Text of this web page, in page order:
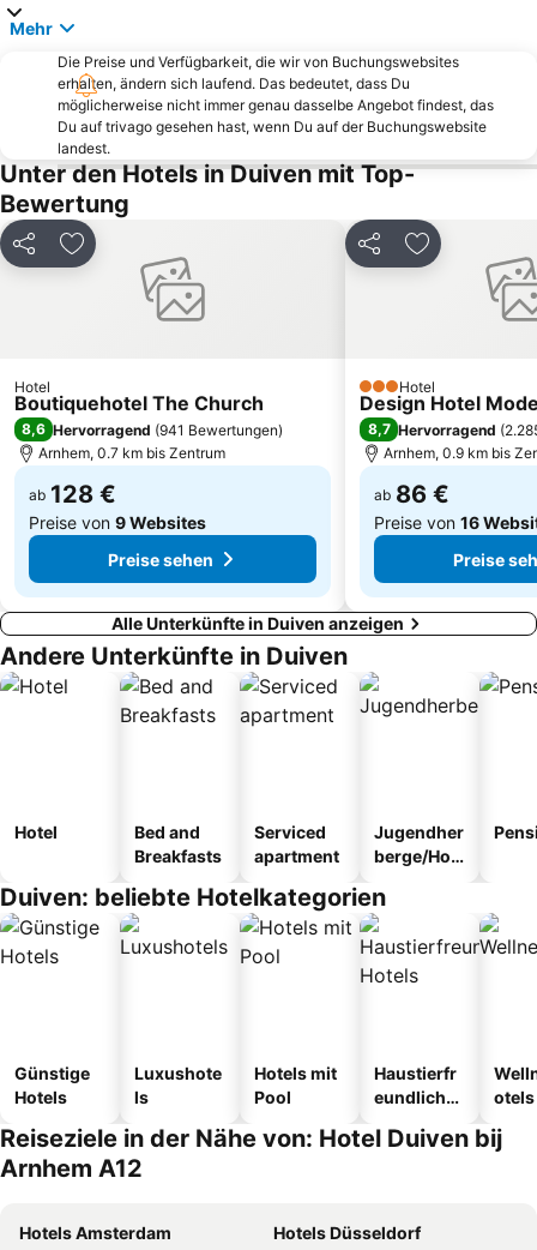
Doppeladler
Bahnhof Bocholt
Zum Einhorn
Die Rheinpromenade
Het Loo
Altstadt Kalkar
Klever Tor
Kernie's Familienpark
Weißes Kreuz
Rheinterrassen
Oosterschelde-Sturmflutwehr
Niederländisches Freilichtmuseum
Bahnhof Goch
Archaeological Park
Societät
Infozentrum Keeken
Mehr
Die Preise und Verfügbarkeit, die wir von Buchungswebsites
erhalten, ändern sich laufend. Das bedeutet, dass Du
möglicherweise nicht immer genau dasselbe Angebot findest, das
Du auf trivago gesehen hast, wenn Du auf der Buchungswebsite
landest.
Unter den Hotels in Duiven mit Top-
Bewertung
Teilen Zu Favoriten hinzufügen
Hotel
Boutiquehotel The Church
8,6 Hervorragend (941 Bewertungen)
Arnhem, 0.7 km bis Zentrum
ab 128 €
Preise von 9 Websites
Preise sehen
Teilen Zu Favoriten
3 Sterne
Hotel
Design Hotel
8,7 Hervorragend (
Arnhem, 0.9 km bis
ab 86 €
Preise von 16
Preise
Alle Unterkünfte in Duiven anzeigen
Andere Unterkünfte in Duiven
Hotel
Bed and
Breakfasts
Serviced
apartment
Jugendher
berge/Hos
Duiven: beliebte Hotelkategorien
Günstige
Hotels
Luxushote
ls
Hotels mit
Pool
Haustierfr
eundliche
otels
Reiseziele in der Nähe von: Hotel Duiven bij
Arnhem A12
Hotels Amsterdam
Hotels Düsseldorf